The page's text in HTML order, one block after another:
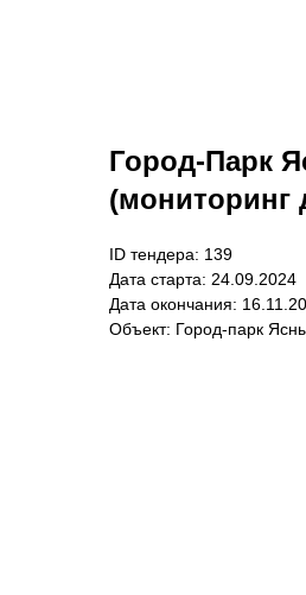
Город-Парк
(мониторинг
ID тендера: 139
Дата старта: 24.09.2024
Дата окончания:
Объект: Город-парк